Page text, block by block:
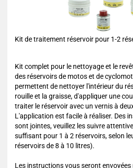
Kit de traitement réservoir pour 1-2
Kit complet pour le nettoyage et le
des réservoirs de motos et de
permettent de nettoyer l'intérieur du
rouille et la graisse, d'appliquer une
traiter le réservoir avec un vernis à
L'application est facile à réaliser. Des
sont jointes, veuillez les suivre
suffisant pour 1 à 2 réservoirs, selon
réservoirs de 8 à 10 litres).
Les instructions vous seront